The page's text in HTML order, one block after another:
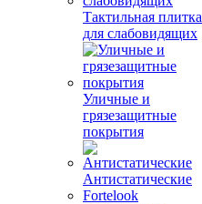
Тактильная плитка
для слабовидящих
Уличные и
грязезащитные
покрытия
Антистатические
Fortelook